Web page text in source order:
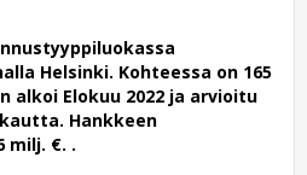
Helsinki. Kohteessa on 165
alkoi Elokuu 2022 ja arvioitu
Hankkeen
milj. €. .